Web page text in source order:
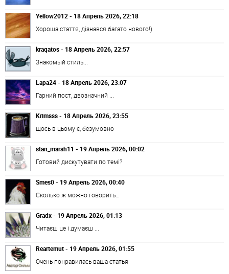
Yellow2012 - 18 Апрель 2026, 22:18
Хороша стаття, дізнався багато нового!)
kraqatos - 18 Апрель 2026, 22:57
Знакомый стиль...
Lapa24 - 18 Апрель 2026, 23:07
Гарний пост, двозначний ...
Krimsss - 18 Апрель 2026, 23:55
щось в цьому є, безумовно
stan_marsh11 - 19 Апрель 2026, 00:02
Готовий дискутувати по темі?
Smes0 - 19 Апрель 2026, 00:40
Сколько ж можно говорить…
Gradx - 19 Апрель 2026, 01:13
Читаєш це і думаєш ...
Reartemut - 19 Апрель 2026, 01:55
Очень понравилась ваша статья